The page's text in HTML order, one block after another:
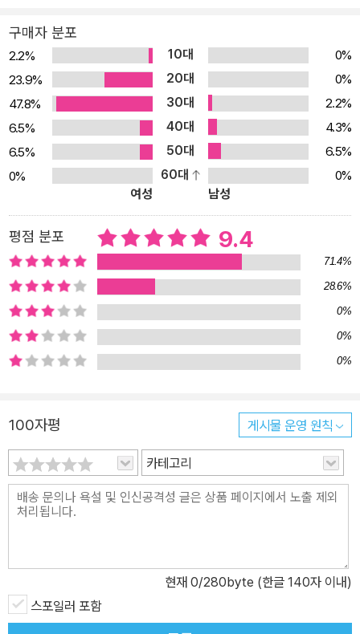
고통을 옮기는 그의 특별한 능력을 목격하게 되는데. 자신의 능력이
기적이라기보다는 저주에 가깝다며 절규하던 란은 기묘한 살인사건
뒤에 숨겨진 충격적인 비밀을 털어놓는다. 그리고 끊임없이 자신을
괴롭혀 온 고통에서 영원히 벗어나기 위해 천천히, 그러나 치밀하게
복수를 준비한다. 강렬한 상상력을 자극하는 ‘조예은 월드’의 시작!
《칵테일, 러브, 좀비》 《트로피컬 나이트》 등을 통해 고어하지만 희망
찬, 귀엽지만 잔혹한, 무섭지만 애틋한, 섬뜩하지만 경쾌한 자신만의
세계를 견고히 구축해 나가는 작가 조예은. 제4회 교보문고 스토리대
상 수상작인 《시프트》는 ‘조예은 월드’의 시작을 알리는 첫 장편소설
이자 강렬한 상상력의 출발점이다. 작가는 2017년에 출간한 첫 장편
작의 문장과 표현을 새로 다듬으며 ‘상대적으로 부족했던 시절의 작
업물을 들여다보는 일은 상상 이상으로 괴롭다는 걸 실감’했다고 털
어놓았다. 그런데 작품을 다시 마주하며 ‘신기하게도 그 고통의 감각
에서 묘한 위로를 얻기도 했다’라고 덧붙였다. 작가의 장편 데뷔작
《시프트》에는 다양한 변주를 즐기는 ‘조예은이라는 세계’가 탄생하기
직전의 거칠고 정제되지 않은 새로운 상상력을 마주할 수 있다. 또한
에 녹아 있다.
구매자 분포
2.2% 10대
0%
23.9%
20대
0%
47.8%
30대
2.2%
6.5%
40대
4.3%
6.5%
50대
6.5%
0%
60대
0%
여성
남성
평점 분포 9.4
71.4%
28.6%
0%
0%
0%
100자평 게시물 운영 원칙
카테고리
현재 0/280byte (한글 140자 이내)
스포일러 포함